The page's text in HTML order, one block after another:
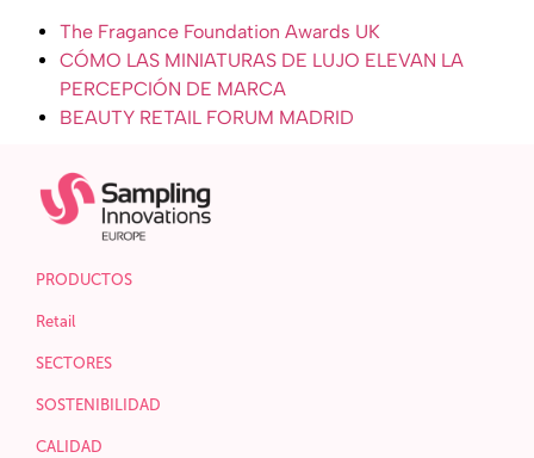
The Fragance Foundation Awards UK
CÓMO LAS MINIATURAS DE LUJO ELEVAN LA
PERCEPCIÓN DE MARCA
BEAUTY RETAIL FORUM MADRID
PRODUCTOS
Retail
SECTORES
SOSTENIBILIDAD
CALIDAD